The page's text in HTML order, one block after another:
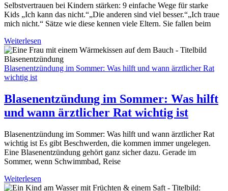
Selbstvertrauen bei Kindern stärken: 9 einfache Wege für starke
Kids „Ich kann das nicht.“„Die anderen sind viel besser.“„Ich traue
mich nicht.“ Sätze wie diese kennen viele Eltern. Sie fallen beim
Weiterlesen
Blasenentzündung im Sommer: Was hilft und wann ärztlicher Rat
wichtig ist
Blasenentzündung im Sommer: Was hilft
und wann ärztlicher Rat wichtig ist
Blasenentzündung im Sommer: Was hilft und wann ärztlicher Rat
wichtig ist Es gibt Beschwerden, die kommen immer ungelegen.
Eine Blasenentzündung gehört ganz sicher dazu. Gerade im
Sommer, wenn Schwimmbad, Reise
Weiterlesen